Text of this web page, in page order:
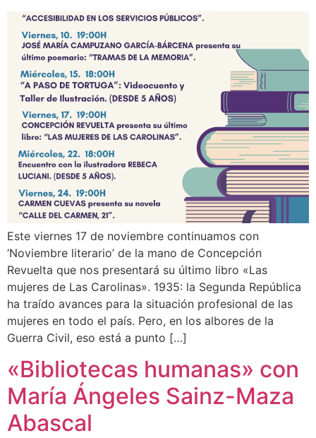
Este viernes 17 de noviembre continuamos con
‘Noviembre literario’ de la mano de Concepción
Revuelta que nos presentará su último libro «Las
mujeres de Las Carolinas». 1935: la Segunda República
ha traído avances para la situación profesional de las
mujeres en todo el país. Pero, en los albores de la
Guerra Civil, eso está a punto […]
«Bibliotecas humanas» con
María Ángeles Sainz-Maza
Abascal